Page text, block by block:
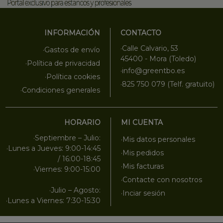
INFORMACIÓN
·Gastos de envío
·Política de privacidad
·Política cookies
·Condiciones generales
CONTACTO
·Calle Calvario, 53
45400 - Mora (Toledo)
·info@greentbo.es
·825 750 079 (Telf. gratuito)
HORARIO
·Septiembre – Julio:
·Lunes a Jueves: 9:00-14:45
/ 16:00-18:45
·Viernes: 9:00-15:00
·Julio – Agosto:
·Lunes a Viernes: 7:30-15:30
MI CUENTA
·Mis datos personales
·Mis pedidos
·Mis facturas
·Contacte con nosotros
·Inciar sesión